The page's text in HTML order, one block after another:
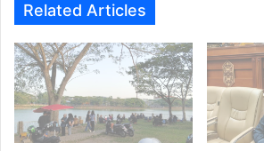
Related Articles